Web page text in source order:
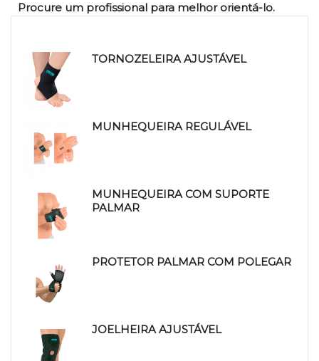
Procure um profissional para melhor orientá-lo.
TORNOZELEIRA AJUSTÁVEL
MUNHEQUEIRA REGULÁVEL
MUNHEQUEIRA COM SUPORTE
PALMAR
PROTETOR PALMAR COM POLEGAR
JOELHEIRA AJUSTÁVEL